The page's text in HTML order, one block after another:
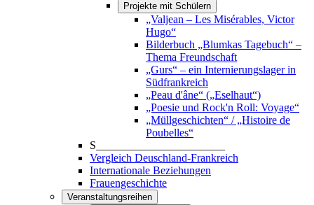
Projekte mit Schülern
„Valjean – Les Misérables, Victor
Hugo“
Bilderbuch „Blumkas Tagebuch“ –
Thema Freundschaft
„Gurs“ – ein Internierungslager in
Südfrankreich
„Peau d'âne“ („Eselhaut“)
„Poesie und Rock'n Roll: Voyage“
„Müllgeschichten“ / „Histoire de
Poubelles“
S_______________________
Vergleich Deuschland-Frankreich
Internationale Beziehungen
Frauengeschichte
Veranstaltungsreihen